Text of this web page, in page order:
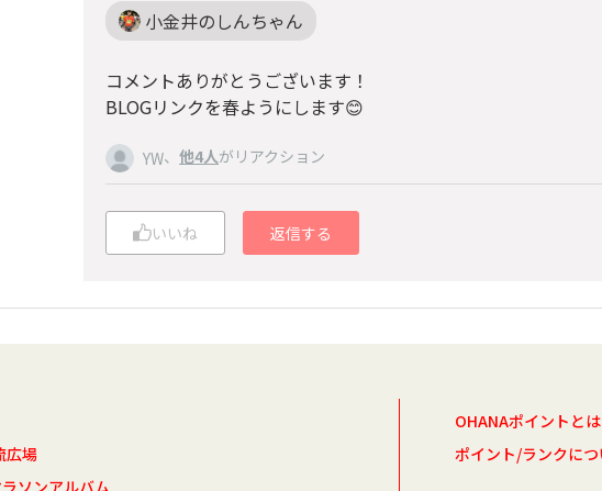
小金井のしんちゃん
コメントありがとうございます！
BLOGリンクを春ようにします😊
YW、 他4人がリアクション
いいね 返信する
広場
ソンアルバム
OHANAポイントとは
ポイント/ランクにつ